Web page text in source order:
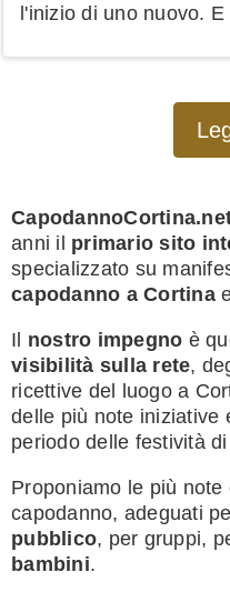
l'inizio di uno nuovo. E
anni il primario sito
specializzato su
capodanno a Cortina
Il nostro impegno è
visibilità sulla rete,
ricettive del luogo a
delle più note iniziative
periodo delle festività
Proponiamo le più
capodanno, adeguati
pubblico, per gruppi,
bambini.